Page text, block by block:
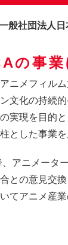
の事業
ニメフィル
文化の持続
実現を目的
とした事業を
アニメータ
との意見交
てアニメ産